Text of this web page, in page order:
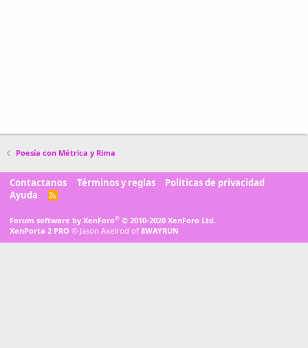
Poesía con Métrica y Rima
Contactanos Términos y reglas
Politicas de privacidad
Ayuda
R
Forum software by XenForo® © 2010-2020 XenForo Ltd.
XenPorta 2 PRO © Jason Axelrod of 8WAYRUN